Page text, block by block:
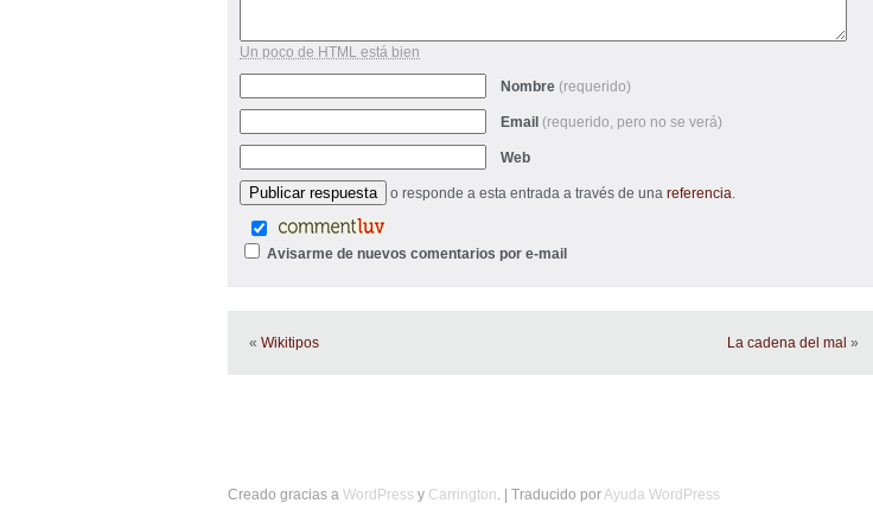
Un poco de HTML está bien
Nombre (requerido)
Email (requerido, pero no se verá)
Web
o responde a esta entrada a través de una referencia.
Avisarme de nuevos comentarios por e-mail
« Wikitipos La cadena del mal »
Creado gracias a WordPress y Carrington. | Traducido porAyuda WordPress